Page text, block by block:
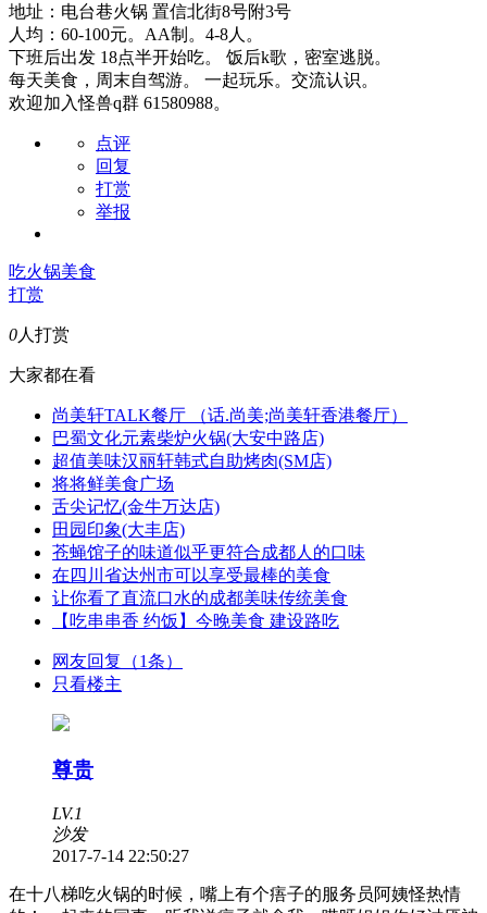
地址：电台巷火锅 置信北街8号附3号
人均：60-100元。AA制。4-8人。
下班后出发 18点半开始吃。 饭后k歌，密室逃脱。
每天美食，周末自驾游。 一起玩乐。交流认识。
欢迎加入怪兽q群 61580988。
点评
回复
打赏
举报
吃火锅美食
打赏
0人打赏
大家都在看
尚美轩TALK餐厅 （话.尚美;尚美轩香港餐厅）
巴蜀文化元素柴炉火锅(大安中路店)
超值美味汉丽轩韩式自助烤肉(SM店)
将将鲜美食广场
舌尖记忆(金牛万达店)
田园印象(大丰店)
苍蝇馆子的味道似乎更符合成都人的口味
在四川省达州市可以享受最棒的美食
让你看了直流口水的成都美味传统美食
【吃串串香 约饭】今晚美食 建设路吃
网友回复（1条）
只看楼主
尊贵
LV.1
沙发
2017-7-14 22:50:27
在十八梯吃火锅的时候，嘴上有个痦子的服务员阿姨怪热情